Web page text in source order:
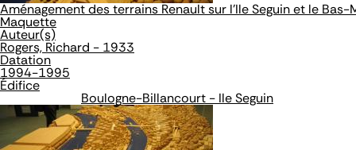
Aménagement des terrains Renault sur l'Ile Seguin et le Bas-
Maquette
Auteur(s)
Rogers, Richard - 1933
Datation
1994-1995
Édifice
Boulogne-Billancourt - Ile Seguin